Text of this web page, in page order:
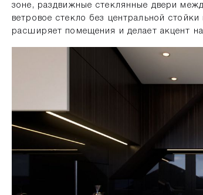
зоне, раздвижные стеклянные двери
ветровое стекло без центральной
расширяет помещения и делает акцент